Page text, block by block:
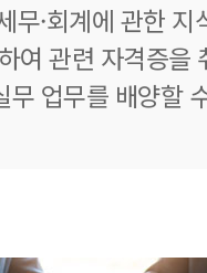
무·회계에 관한
여 관련 자격증을
무 업무를 배양할